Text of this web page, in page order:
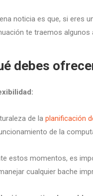
noticia es que, si eres
te traemos algunos
debes
de la planificación
de la
estos momentos, es
cualquier bache